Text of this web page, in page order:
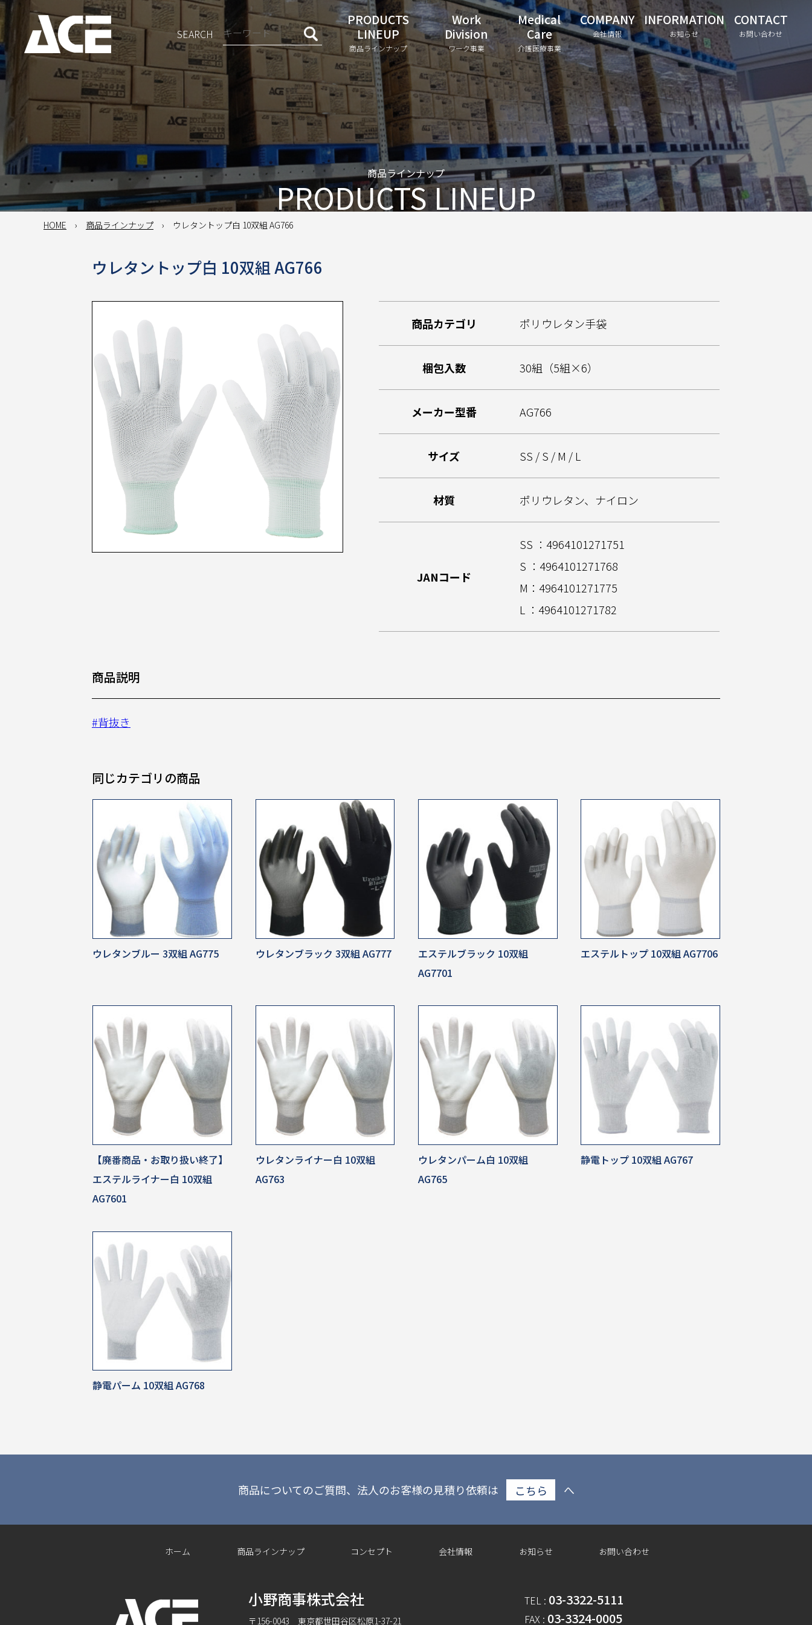
SEARCH
PRODUCTS
LINEUP
商品ラインナップ
Work
Division
ワーク事業
Medical
Care
介護医療事業
COMPANY
会社情報
INFORMATION
お知らせ
CONTACT
お問い合わせ
商品ラインナップ
PRODUCTS LINEUP
HOME 商品ラインナップ ウレタントップ白 10双組 AG766
ウレタントップ白 10双組 AG766
商品カテゴリ ポリウレタン手袋
梱包入数 30組（5組×6）
メーカー型番 AG766
サイズ SS / S / M / L
材質 ポリウレタン、ナイロン
JANコード
SS ：4964101271751
S ：4964101271768
M：4964101271775
L ：4964101271782
商品説明
#背抜き
同じカテゴリの商品
ウレタンブルー 3双組 AG775 ウレタンブラック 3双組 AG777
エステルブラック 10双組
AG7701
エステルトップ 10双組 AG7706
【廃番商品・お取り扱い終了】
エステルライナー白 10双組
AG7601
ウレタンライナー白 10双組
AG763
ウレタンパーム白 10双組
AG765
静電トップ 10双組 AG767
静電パーム 10双組 AG768
商品についてのご質問、法人のお客様の見積り依頼は こちら へ
ホーム 商品ラインナップ コンセプト 会社情報 お知らせ お問い合わせ
小野商事株式会社
〒156-0043 東京都世田谷区松原1-37-21
TEL : 03-3322-5111
FAX : 03-3324-0005